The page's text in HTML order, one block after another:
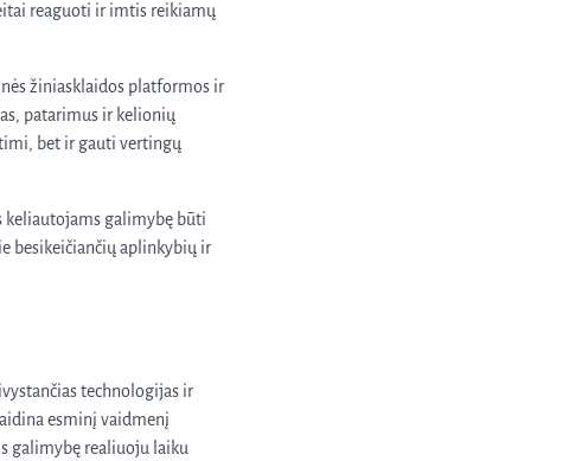
reaguoti ir imtis reikiamų
žiniasklaidos platformos ir
patarimus ir kelionių
bet ir gauti vertingų
keliautojams galimybę būti
besikeičiančių aplinkybių ir
technologijas ir
esminį vaidmenį
galimybę realiuoju laiku